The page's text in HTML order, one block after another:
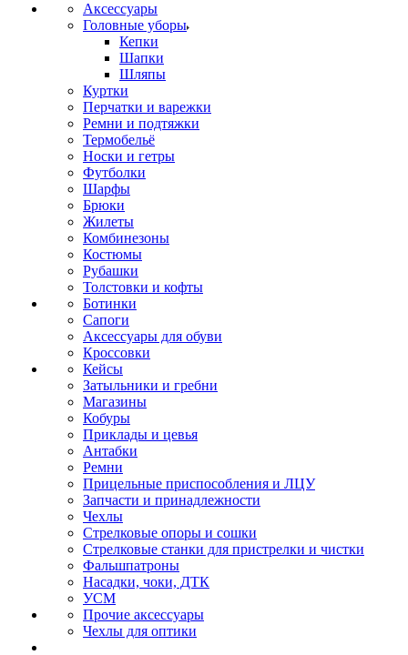
Аксессуары
Головные уборы
Кепки
Шапки
Шляпы
Куртки
Перчатки и варежки
Ремни и подтяжки
Термобельё
Носки и гетры
Футболки
Шарфы
Брюки
Жилеты
Комбинезоны
Костюмы
Рубашки
Толстовки и кофты
Ботинки
Сапоги
Аксессуары для обуви
Кроссовки
Кейсы
Затыльники и гребни
Магазины
Кобуры
Приклады и цевья
Антабки
Ремни
Прицельные приспособления и ЛЦУ
Запчасти и принадлежности
Чехлы
Стрелковые опоры и сошки
Стрелковые станки для пристрелки и чистки
Фальшпатроны
Насадки, чоки, ДТК
УСМ
Прочие аксессуары
Чехлы для оптики